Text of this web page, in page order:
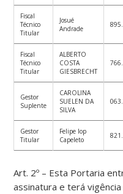
Fiscal
Técnico
Titular
Josué
Andrade
Fiscal
Técnico
Titular
ALBERTO
COSTA
GIESBRECHT
Gestor
Suplente
CAROLINA
SUELEN DA
SILVA
Gestor
Titular
Felipe Iop
Capeleto
Art. 2º – Esta Portaria
assinatura e terá